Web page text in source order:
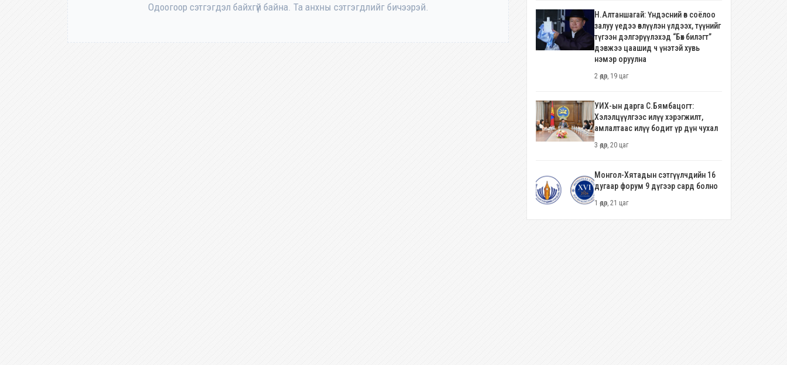
Одоогоор сэтгэгдэл байхгүй байна. Та анхны сэтгэгдлийг бичээрэй.
Н.Алтаншагай: Үндэсний өв соёлоо
залуу үедээ өвлүүлэн үлдээх, түүнийг
түгээн дэлгэрүүлэхэд “Бөх билэгт”
дэвжээ цаашид ч үнэтэй хувь
нэмэр оруулна
2 өдөр, 19 цаг
УИХ-ын дарга С.Бямбацогт:
Хэлэлцүүлгээс илүү хэрэгжилт,
амлалтаас илүү бодит үр дүн чухал
3 өдөр, 20 цаг
Монгол-Хятадын сэтгүүлчдийн 16
дугаар форум 9 дүгээр сард болно
1 өдөр, 21 цаг